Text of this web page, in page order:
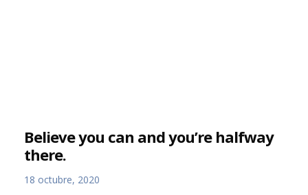
Believe you can and you’re halfway
there.
18 octubre, 2020